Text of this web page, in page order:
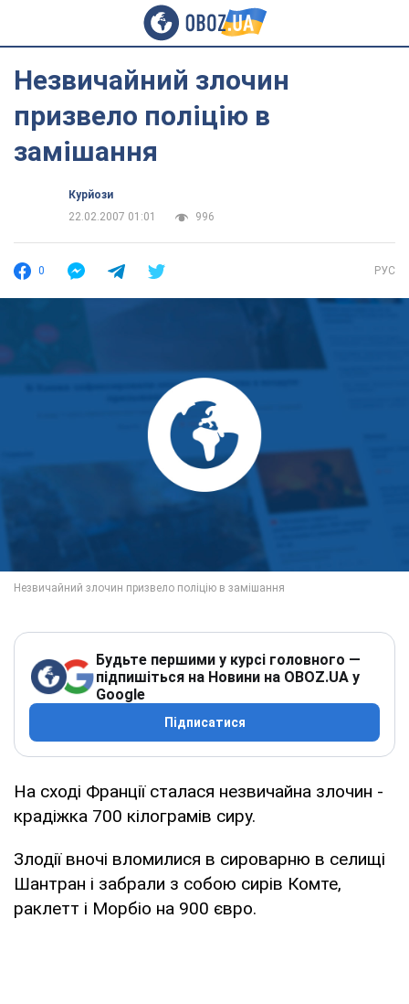
Незвичайний злочин
призвело поліцію в
замішання
Курйози
22.02.2007 01:01
996
0 РУС
Будьте першими у курсі головного —
підпишіться на Новини на OBOZ.UA у
Google
Підписатися
На сході Франції сталася незвичайна злочин -
крадіжка 700 кілограмів сиру.
Злодії вночі вломилися в сироварню в селищі
Шантран і забрали з собою сирів Комте,
раклетт і Морбіо на 900 євро.